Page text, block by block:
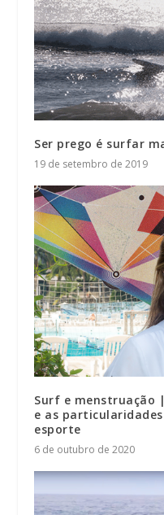
Ser prego é surfar
19 de setembro de 2019
Surf e menstruação
e as
esporte
6 de outubro de 2020